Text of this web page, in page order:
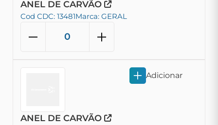
ANEL DE CARVÃO
Cod CDC: 13481Marca: GERAL
ANEL DE CARVÃO
Adicionar